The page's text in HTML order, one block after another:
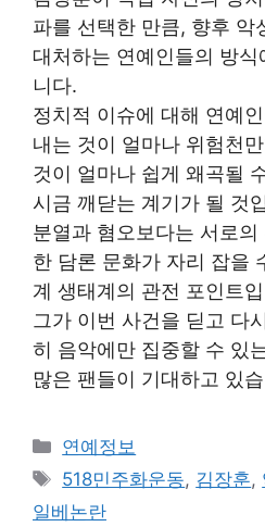
파를 선택한 만큼, 향후 악
대처하는 연예인들의 방
니다.
정치적 이슈에 대해 연예
내는 것이 얼마나 위험천
것이 얼마나 쉽게 왜곡될
시금 깨닫는 계기가 될 것
분열과 혐오보다는 서로
한 담론 문화가 자리 잡을
계 생태계의 관전 포인트
그가 이번 사건을 딛고 다
히 음악에만 집중할 수 있
많은 팬들이 기대하고 있
Categories
연예정보
Tags
518민주화운동, 김장훈,
일베논란